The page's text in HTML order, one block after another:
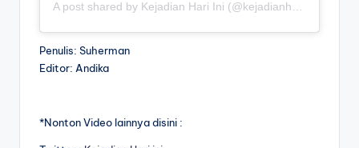
Penulis: Suherman
Editor: Andika
*Nonton Video lainnya disini :